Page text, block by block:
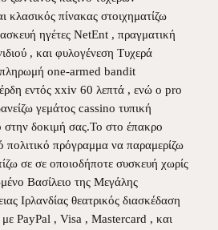
κλασικός πίνακας στοιχηματίζω
ηγέτες NetEnt , πραγματική
, και φυλογένεση Τυχερά
πληρωμή one-armed bandit
εντός xxiv 60 λεπτά , ενώ ο pro
γεμάτος cassino τυπική
δοκιμή σας.Το στο έπακρο
πολιτικό πρόγραμμα να παραμερίζω
σε σε οποιοδήποτε συσκευή χωρίς
Βασίλειο της Μεγάλης
Ιρλανδίας θεατρικός διασκέδαση
PayPal , Visa , Mastercard , και